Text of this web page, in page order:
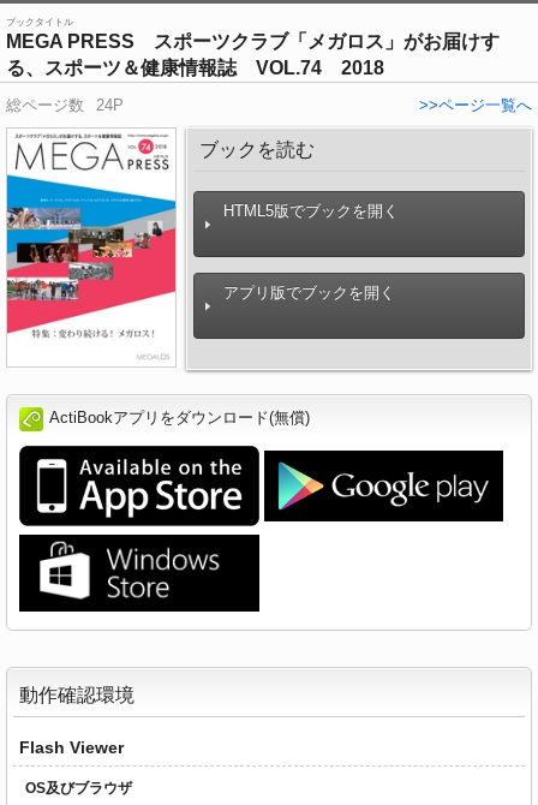
ブックタイトル
MEGA PRESS スポーツクラブ「メガロス」がお届けす
る、スポーツ＆健康情報誌 VOL.74 2018
総ページ数 24P >>ページ一覧へ
ブックを読む
HTML5版でブックを開く
アプリ版でブックを開く
ActiBookアプリをダウンロード(無償)
動作確認環境
Flash Viewer
OS及びブラウザ